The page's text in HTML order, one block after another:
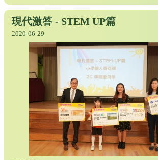
現代激答 - STEM UP篇
2020-06-29